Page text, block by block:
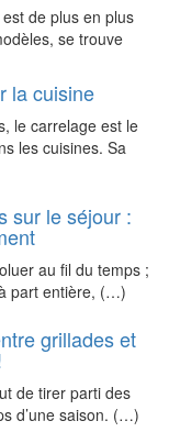
de plus en plus
se trouve
la cuisine
le carrelage est le
les cuisines. Sa
sur le séjour :
au fil du temps ;
part entière, (…)
grillades et
de tirer parti des
d’une saison. (…)